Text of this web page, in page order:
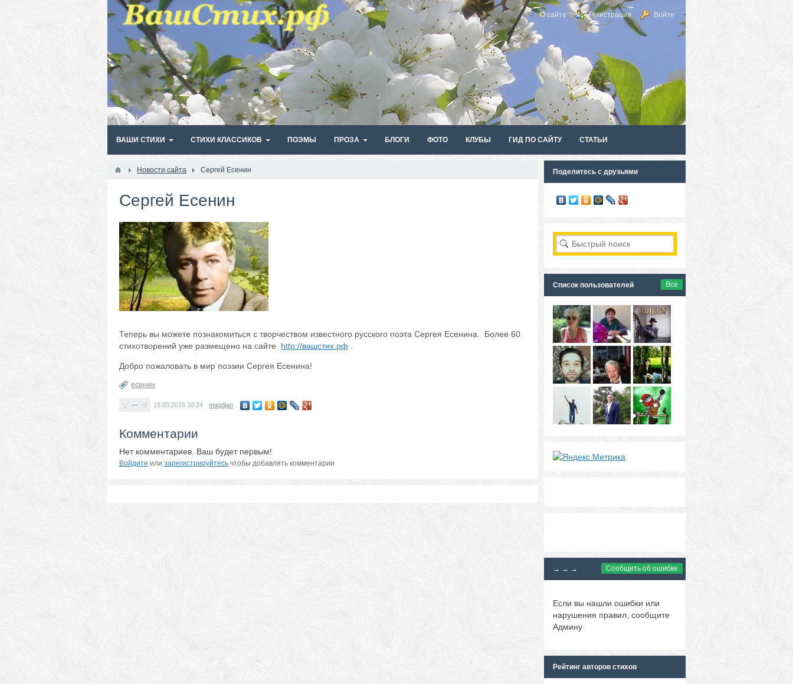
О сайте Регистрация Войти
ВАШИ СТИХИ СТИХИ КЛАССИКОВ ПОЭМЫ ПРОЗА БЛОГИ ФОТО КЛУБЫ ГИД ПО САЙТУ СТАТЬИ
Новости сайта Сергей Есенин
Сергей Есенин
Теперь вы можете познакомиться с творчеством известного русского поэта Сергея Есенина. Более 60
стихотворений уже размещено на сайте http://вашстих.рф
Добро пожаловать в мир поэзии Сергея Есенина!
есенин
— 15.03.2015 10:24 magdjan
Комментарии
Нет комментариев. Ваш будет первым!
Войдите или зарегистрируйтесь чтобы добавлять комментарии
Поделитесь с друзьями
Список пользователей Все
→ → → Сообщить об ошибке
Если вы нашли ошибки или
нарушения правил, сообщите
Админу
Рейтинг авторов стихов